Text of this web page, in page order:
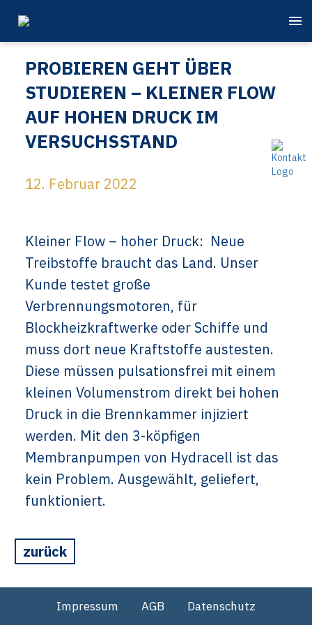
PROBIEREN GEHT ÜBER
STUDIEREN – KLEINER FLOW
AUF HOHEN DRUCK IM
VERSUCHSSTAND
12. Februar 2022
Kleiner Flow – hoher Druck: Neue
Treibstoffe braucht das Land. Unser
Kunde testet große
Verbrennungsmotoren, für
Blockheizkraftwerke oder Schiffe und
muss dort neue Kraftstoffe austesten.
Diese müssen pulsationsfrei mit einem
kleinen Volumenstrom direkt bei hohen
Druck in die Brennkammer injiziert
werden. Mit den 3-köpfigen
Membranpumpen von Hydracell ist das
kein Problem. Ausgewählt, geliefert,
funktioniert.
zurück
Impressum AGB Datenschutz